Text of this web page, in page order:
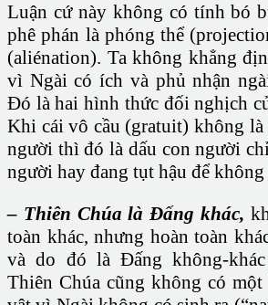
Luận cứ này không có tính bó
phê phán là phóng thể
(aliénation). Ta không khẳng
vì Ngài có ích và phủ nhận
Đó là hai hình thức đối nghịch
Khi cái vô cầu (gratuit) không là
người thì đó là dấu con người
người hay đang tụt hậu để
– Thiên Chúa là Đấng khác,
toàn khác, nhưng hoàn toàn
và do đó là Đấng không-
Thiên Chúa cũng không có